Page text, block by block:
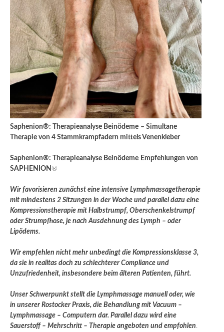
Saphenion®: Therapieanalyse Beinödeme – Simultane
Therapie von 4 Stammkrampfadern mittels Venenkleber
Saphenion®: Therapieanalyse Beinödeme Empfehlungen von
SAPHENION ®
Wir favorisieren zunächst eine intensive Lymphmassagetherapie
mit mindestens 2 Sitzungen in der Woche und parallel dazu eine
Kompressionstherapie mit Halbstrumpf, Oberschenkelstrumpf
oder Strumpfhose, je nach Ausdehnung des Lymph – oder
Lipödems.
Wir empfehlen nicht mehr unbedingt die Kompressionsklasse 3,
da sie in realitas doch zu schlechterer Compliance und
Unzufriedenheit, insbesondere beim älteren Patienten, führt.
Unser Schwerpunkt stellt die Lymphmassage manuell oder, wie
in unserer Rostocker Praxis, die Behandlung mit Vacuum –
Lymphmassage – Computern dar. Parallel dazu wird eine
Sauerstoff – Mehrschritt – Therapie angeboten und empfohlen.